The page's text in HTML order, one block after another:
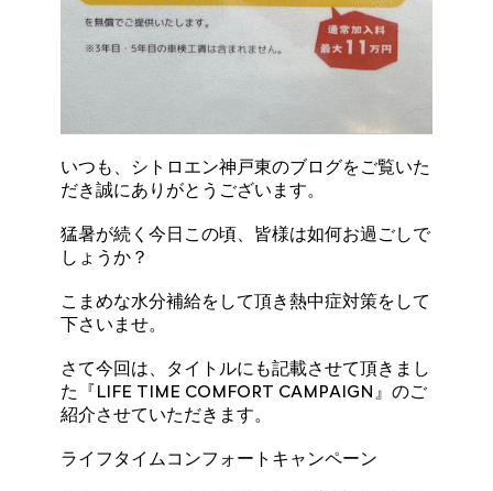
いつも、シトロエン神戸東のブログをご覧いた
だき誠にありがとうございます。
猛暑が続く今日この頃、皆様は如何お過ごしで
しょうか？
こまめな水分補給をして頂き熱中症対策をして
下さいませ。
さて今回は、タイトルにも記載させて頂きまし
た『LIFE TIME COMFORT CAMPAIGN』のご
紹介させていただきます。
ライフタイムコンフォートキャンペーン